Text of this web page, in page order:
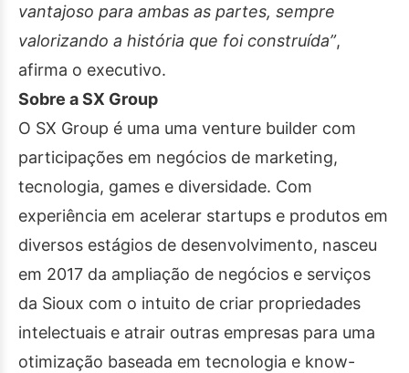
vantajoso para ambas as partes, sempre
valorizando a história que foi construída”,
afirma o executivo.
Sobre a SX Group
O SX Group é uma uma venture builder com
participações em negócios de marketing,
tecnologia, games e diversidade. Com
experiência em acelerar startups e produtos em
diversos estágios de desenvolvimento, nasceu
em 2017 da ampliação de negócios e serviços
da Sioux com o intuito de criar propriedades
intelectuais e atrair outras empresas para uma
otimização baseada em tecnologia e know-